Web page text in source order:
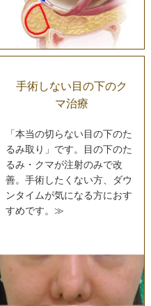
手術しない目の下のク
マ治療
「本当の切らない目の下のた
るみ取り」です。目の下のた
るみ・クマが注射のみで改
善。手術したくない方、ダウ
ンタイムが気になる方におす
すめです。≫